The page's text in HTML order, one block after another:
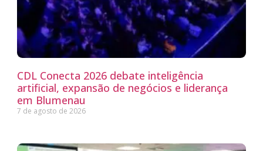
CDL Conecta 2026 debate inteligência
artificial, expansão de negócios e liderança
em Blumenau
7 de agosto de 2026